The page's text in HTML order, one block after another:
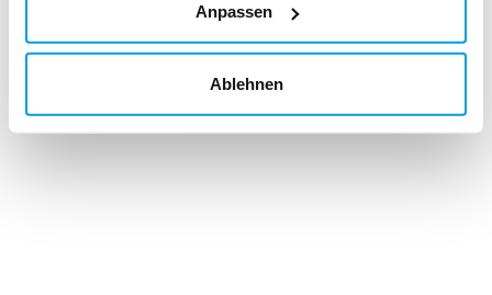
Anpassen
Ablehnen